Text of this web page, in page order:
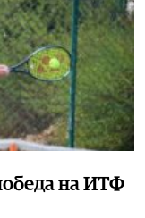
на ИТФ